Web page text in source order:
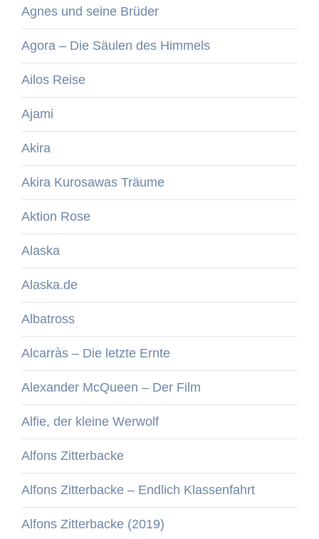
Agnes und seine Brüder
Agora – Die Säulen des Himmels
Ailos Reise
Ajami
Akira
Akira Kurosawas Träume
Aktion Rose
Alaska
Alaska.de
Albatross
Alcarràs – Die letzte Ernte
Alexander McQueen – Der Film
Alfie, der kleine Werwolf
Alfons Zitterbacke
Alfons Zitterbacke – Endlich Klassenfahrt
Alfons Zitterbacke (2019)